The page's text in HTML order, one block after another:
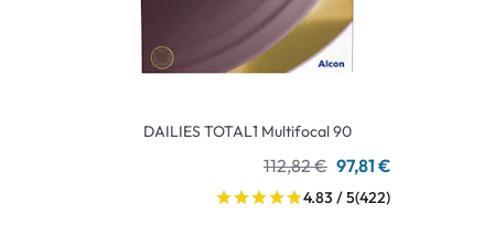
DAILIES TOTAL1 Multifocal 90
112,82 € 97,81 €
4.83 / 5(422)